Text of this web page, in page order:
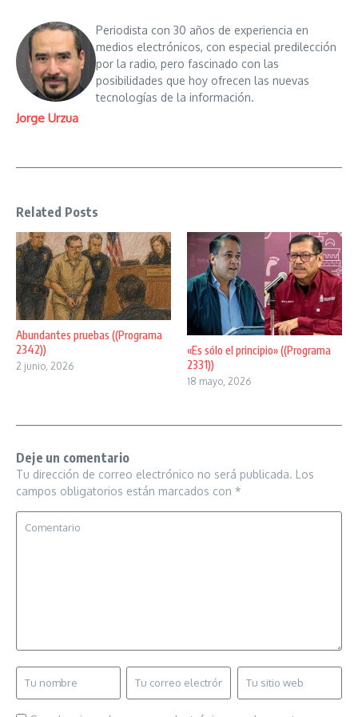
Jorge Urzua
Periodista con 30 años de experiencia en
medios electrónicos, con especial predilección
por la radio, pero fascinado con las
posibilidades que hoy ofrecen las nuevas
tecnologías de la información.
Related Posts
Abundantes pruebas ((Programa
2342))
2 junio, 2026
«Es sólo el principio» ((Programa
2331))
18 mayo, 2026
Deje un comentario
Tu dirección de correo electrónico no será publicada. Los
campos obligatorios están marcados con *